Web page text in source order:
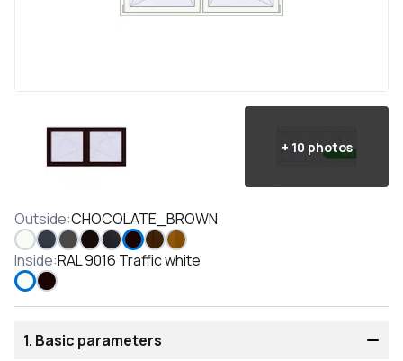
+ 10 photos
Outside:CHOCOLATE_BROWN
Inside:RAL 9016 Traffic white
1. Basic parameters